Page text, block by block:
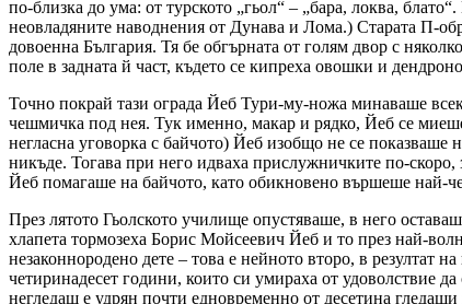
по-близка до ума: от турското „гьол“ – „бара, локва,
неовладяните наводнения от Дунава и Лома.) Старата П-
довоенна България. Тя бе обгърната от голям двор с
поле в задната й част, където се кипреха овошки и
Точно покрай тази ограда Йеб Тури-му-ножа минаваше
чешмичка под нея. Тук именно, макар и рядко, Йеб се
негласна уговорка с байчото) Йеб изобщо не се
никъде. Тогава при него идваха прислужничките по-скоро,
Йеб помагаше на байчото, като обикновено вършеше най-
През лятото Гьолското училище опустяваше, в него
хлапета тормозеха Борис Мойсеевич Йеб и то през най-
незаконнородено дете – това е нейното второ, в резултат
четиринадесет години, които си умираха от удоволствие
негледащ е удрян почти едновременно от десетина